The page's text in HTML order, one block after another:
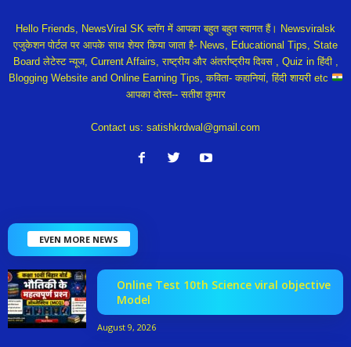
Hello Friends, NewsViral SK ब्लॉग में आपका बहुत बहुत स्वागत हैं। Newsviralsk
एजुकेशन पोर्टल पर आपके साथ शेयर किया जाता है- News, Educational Tips, State
Board लेटेस्ट न्यूज, Current Affairs, राष्ट्रीय और अंतर्राष्ट्रीय दिवस , Quiz in हिंदी ,
Blogging Website and Online Earning Tips, कविता- कहानियां, हिंदी शायरी etc
आपका दोस्त-- सतीश कुमार
Contact us: satishkrdwal@gmail.com
EVEN MORE NEWS
Online Test 10th Science viral objective
Model
August 9, 2026